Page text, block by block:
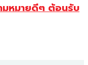
มหมายดีๆ ต้อนรับ